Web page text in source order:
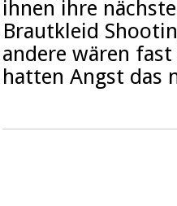
ihnen ihre
Brautkleid
andere wären
hatten Angst das